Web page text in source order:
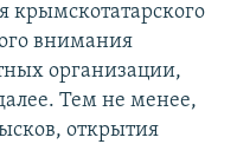
крымскотатарского
внимания
организации,
Тем не менее,
открытия